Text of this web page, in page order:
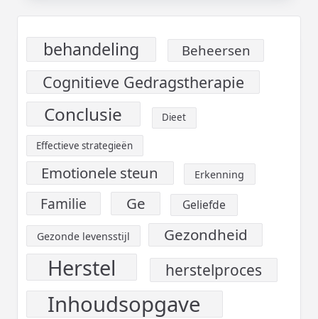
behandeling Beheersen
Cognitieve Gedragstherapie
Conclusie Dieet
Effectieve strategieën
Emotionele steun Erkenning
Familie Ge Geliefde
Gezonde levensstijl Gezondheid
Herstel herstelproces
Inhoudsopgave